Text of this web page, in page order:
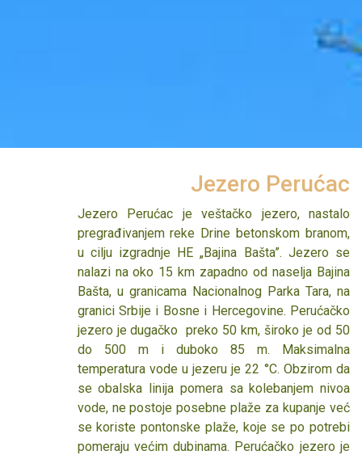
Divlja i pitoma, brza i spora, neukrotiva i poslušna,
vijugava i ravna. Drina. Ali, ma koliko nepredvidiva
i hirovita bila, jedno je izvesno - očaraće Vas!
Nastala spajanjem crnogorskih reka Pive i Tare na
Šćepan polju, teče silovito Bosnom i
Hercegovinom, kroz Foču, Goražde, Višegrad,
nastavlja kroz Srbiju, da bi se smirila i kapitulirala
pred Savom kod Sremske Rače. Duž celog toka
od 346 kilometara smenjuju se klisure, šume i
pejzaži koji oduzimaju dah. Kanjon Drine, na
pojedinim mestima dubok i hiljadu metara, drugi je
po veličini u Evropi i treći u svetu, posle Kolorada
i Tare. Drina je dom za oko 30 vrsta riba, od kojih
Jezero Perućac
Jezero Perućac je veštačko jezero, nastalo
pregrađivanjem reke Drine betonskom branom,
u cilju izgradnje HE „Bajina Bašta”. Jezero se
nalazi na oko 15 km zapadno od naselja Bajina
Bašta, u granicama Nacionalnog Parka Tara, na
granici Srbije i Bosne i Hercegovine. Perućačko
jezero je dugačko preko 50 km, široko je od 50
do 500 m i duboko 85 m. Maksimalna
temperatura vode u jezeru je 22 °C. Obzirom da
se obalska linija pomera sa kolebanjem nivoa
vode, ne postoje posebne plaže za kupanje već
se koriste pontonske plaže, koje se po potrebi
pomeraju većim dubinama. Perućačko jezero je